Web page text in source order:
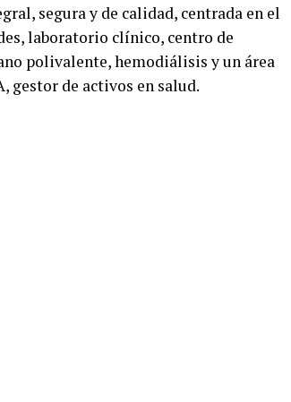
segura y de calidad, centrada en el
laboratorio clínico, centro de
polivalente, hemodiálisis y un área
gestor de activos en salud.